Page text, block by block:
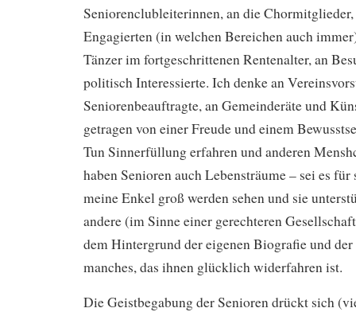
Seniorenclubleiterinnen, an die
Engagierten (in welchen Bereichen auch
Tänzer im fortgeschrittenen Rentenalter, an
politisch Interessierte. Ich denke an
Seniorenbeauftragte, an Gemeinderäte und
getragen von einer Freude und einem
Tun Sinnerfüllung erfahren und anderen
haben Senioren auch Lebensträume – sei es
meine Enkel groß werden sehen und sie
andere (im Sinne einer gerechteren
dem Hintergrund der eigenen Biografie und
manches, das ihnen glücklich widerfahren ist.
Die Geistbegabung der Senioren drückt sich